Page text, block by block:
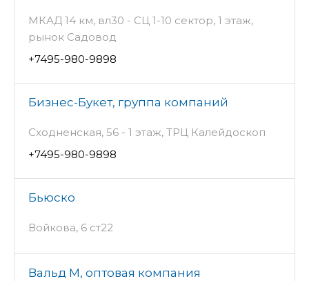
МКАД 14 км, вл30 - СЦ 1-10 сектор, 1 этаж,
рынок Садовод
+7495-980-9898
Бизнес-Букет, группа компаний
Сходненская, 56 - 1 этаж, ТРЦ Калейдоскоп
+7495-980-9898
Бьюско
Войкова, 6 ст22
Вальд М, оптовая компания